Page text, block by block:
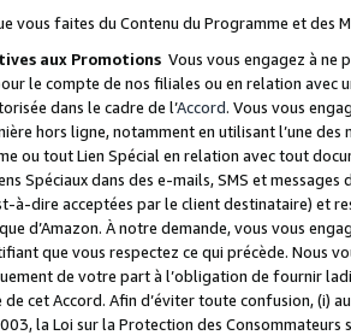
vous faites du Contenu du Programme et des
aux Promotions Vous vous engagez à ne
le compte de nos filiales ou en relation avec
dans le cadre de l’Accord. Vous vous
hors ligne, notamment en utilisant l’une
ou tout Lien Spécial en relation avec tout
Spéciaux dans des e-mails, SMS et
à-dire acceptées par le client destinataire) et
d’Amazon. À notre demande, vous vous
que vous respectez ce qui précède. Nous
de votre part à l’obligation de fournir
cet Accord. Afin d’éviter toute confusion, (i)
la Loi sur la Protection des